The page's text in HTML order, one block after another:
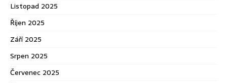
Listopad 2025
Říjen 2025
Září 2025
Srpen 2025
Červenec 2025